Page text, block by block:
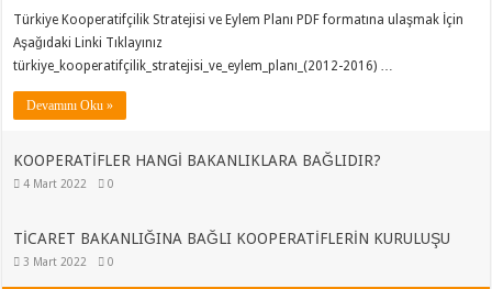
Türkiye Kooperatifçilik Stratejisi ve Eylem Planı PDF formatına ulaşmak İçin
Aşağıdaki Linki Tıklayınız
türkiye_kooperatifçilik_stratejisi_ve_eylem_planı_(2012-2016) …
Devamını Oku »
KOOPERATİFLER HANGİ BAKANLIKLARA BAĞLIDIR?
4 Mart 2022 0
TİCARET BAKANLIĞINA BAĞLI KOOPERATİFLERİN KURULUŞU
3 Mart 2022 0